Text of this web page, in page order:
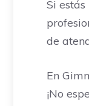
Si
de
En
¡No